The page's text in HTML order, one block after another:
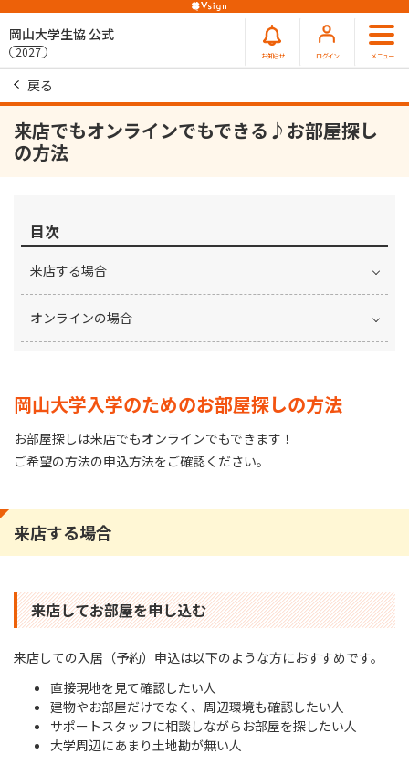
岡山大学生協 公式
2027 お知らせ ログイン メニュー
戻る
来店でもオンラインでもできる♪お部屋探し
の方法
目次
来店する場合
オンラインの場合
岡山大学入学のためのお部屋探しの方法
お部屋探しは来店でもオンラインでもできます！
ご希望の方法の申込方法をご確認ください。
来店する場合
来店してお部屋を申し込む
来店しての⼊居（予約）申込は以下のような⽅におすすめです。
直接現地を⾒て確認したい⼈
建物やお部屋だけでなく、周辺環境も確認したい⼈
サポートスタッフに相談しながらお部屋を探したい⼈
⼤学周辺にあまり⼟地勘が無い⼈